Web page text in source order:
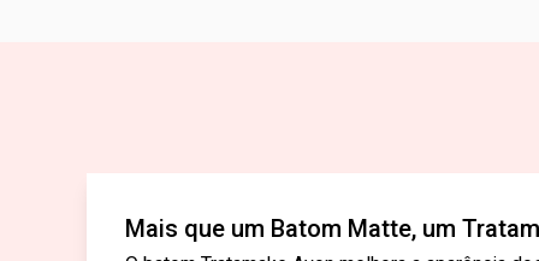
Mais que um Batom Matte, um